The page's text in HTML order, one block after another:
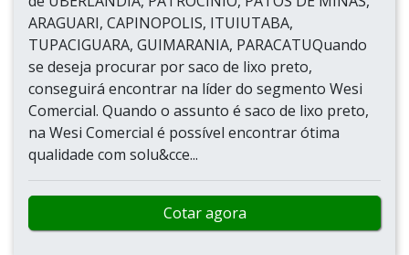
ARAGUARI, CAPINOPOLIS, ITUIUTABA,
TUPACIGUARA, GUIMARANIA, PARACATUQuando
se deseja procurar por saco de lixo preto,
conseguirá encontrar na líder do segmento Wesi
Comercial. Quando o assunto é saco de lixo preto,
na Wesi Comercial é possível encontrar ótima
qualidade com solu&cce...
Cotar agora